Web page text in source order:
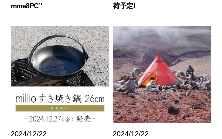
mme8PC”
荷予定!
2024/12/22 2024/12/22